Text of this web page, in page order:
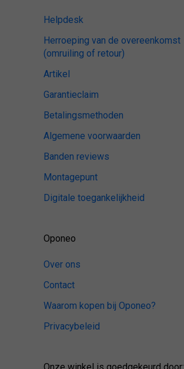
Helpdesk
Herroeping van de overeenkomst
(omruiling of retour)
Artikel
Garantieclaim
Betalingsmethoden
Algemene voorwaarden
Banden reviews
Montagepunt
Digitale toegankelijkheid
Oponeo
Over ons
Contact
Waarom kopen bij Oponeo?
Privacybeleid